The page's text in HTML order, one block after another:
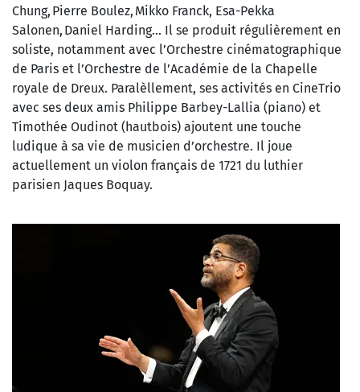
Chung, Pierre Boulez, Mikko Franck, Esa-Pekka
Salonen, Daniel Harding... Il se produit régulièrement en
soliste, notamment avec l’Orchestre cinématographique
de Paris et l’Orchestre de l’Académie de la Chapelle
royale de Dreux. Paralèllement, ses activités en CineTrio
avec ses deux amis Philippe Barbey-Lallia (piano) et
Timothée Oudinot (hautbois) ajoutent une touche
ludique à sa vie de musicien d’orchestre. Il joue
actuellement un violon français de 1721 du luthier
parisien Jaques Boquay.